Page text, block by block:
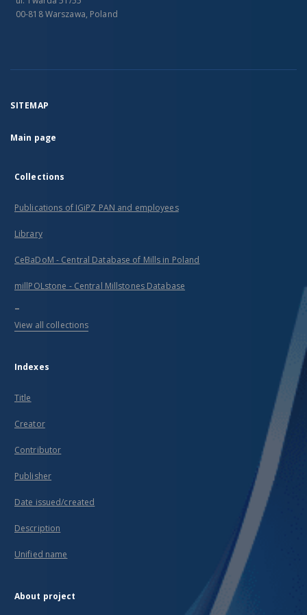
00-818 Warszawa, Poland
SITEMAP
Main page
Collections
Publications of IGiPZ PAN and employees
Library
CeBaDoM - Central Database of Mills in Poland
millPOLstone - Central Millstones Database
...
View all collections
Indexes
Title
Creator
Contributor
Publisher
Date issued/created
Description
Unified name
About project